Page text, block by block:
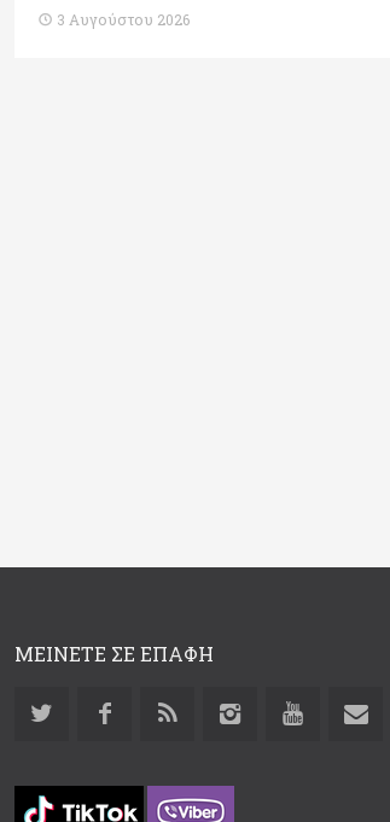
3 Αυγούστου 2026
ΜΕΙΝΕΤΕ ΣΕ ΕΠΑΦΗ